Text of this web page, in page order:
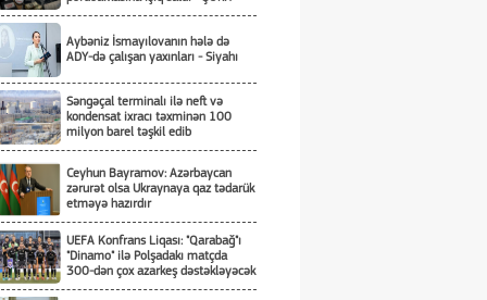
Aybəniz İsmayılovanın hələ də
ADY-də çalışan yaxınları - Siyahı
Səngəçal terminalı ilə neft və
kondensat ixracı təxminən 100
milyon barel təşkil edib
Ceyhun Bayramov: Azərbaycan
zərurət olsa Ukraynaya qaz tədarük
etməyə hazırdır
UEFA Konfrans Liqası: "Qarabağ"ı
"Dinamo" ilə Polşadakı matçda
300-dən çox azarkeş dəstəkləyəcək